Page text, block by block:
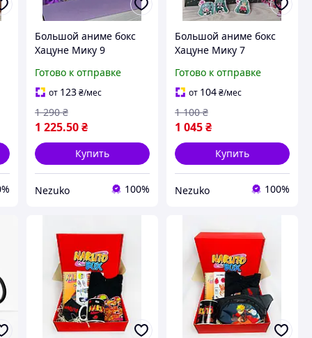
Большой аниме бокс
Хацуне Мику 9
на день рождения,
Париж Николайа и
праздник Hatsune Miku
Готово к отправке
от 123 ₴/мес
1 225.50 ₴
1 290 ₴
Купить
Nezuko 100%
Большой аниме бокс
Хацуне Мику 7
на день рождения,
Париж Николайа и
праздник Hatsune Miku
Готово к отправке
от 104₴/мес
1 045₴
1 100 ₴
Купить
Nezuko 100%